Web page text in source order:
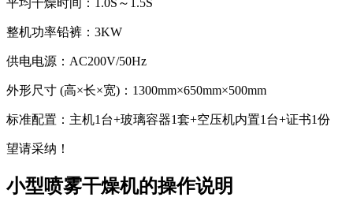
平均干燥时间：1.0S～1.5S
整机功率铅裤：3KW
供电电源：AC200V/50Hz
外形尺寸 (高×长×宽)：1300mm×650mm×500mm
标准配置：主机1台+玻璃容器1套+空压机内置1台+证书1份
望请采纳！
小型喷雾干燥机的操作说明